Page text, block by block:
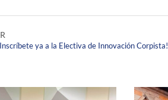
ya a la Electiva de Innovación Corpista!